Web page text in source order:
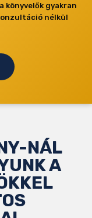
könyvelők gyakran
nélkül
NÁL
A